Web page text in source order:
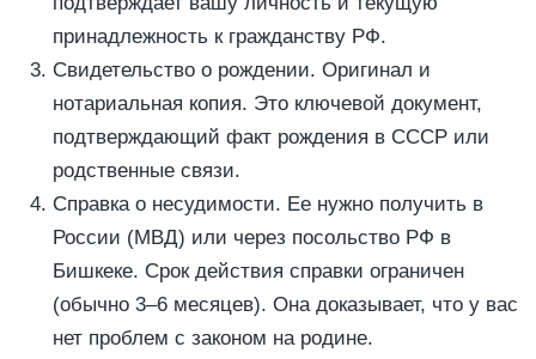
принадлежность к гражданству РФ.
Свидетельство о рождении. Оригинал и
нотариальная копия. Это ключевой документ,
подтверждающий факт рождения в СССР или
родственные связи.
Справка о несудимости. Ее нужно получить в
России (МВД) или через посольство РФ в
Бишкеке. Срок действия справки ограничен
(обычно 3–6 месяцев). Она доказывает, что у вас
нет проблем с законом на родине.